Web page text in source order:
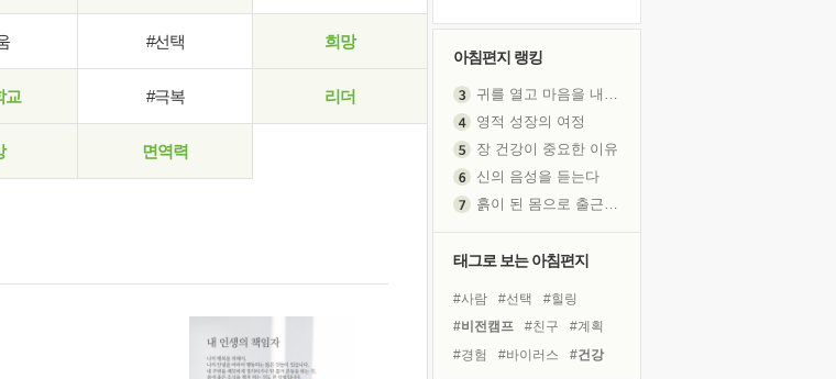
#선택 희망
교 #극복 리더
면역력
아침편지 랭킹
귀를 열고 마음을 내어주고
영적 성장의 여정
장 건강이 중요한 이유
신의 음성을 듣는다
흙이 된 몸으로 출근하는 여자
태그로 보는 아침편지
#사람 #선택
#힐링
#비전캠프
#친구
#계획
#경험
#바이러스
#건강